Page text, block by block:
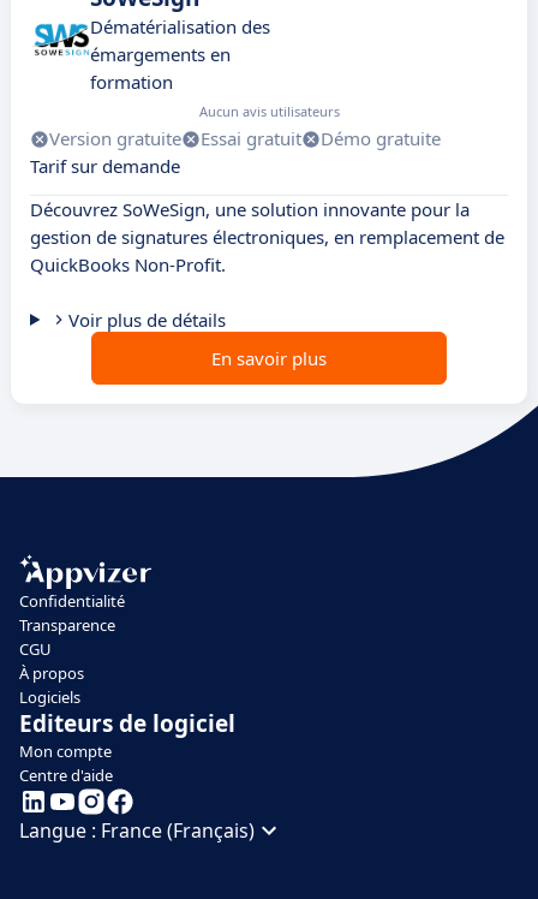
Dématérialisation des
émargements en
formation
Aucun avis utilisateurs
Version gratuite Essai gratuit
Démo gratuite
Tarif sur demande
Découvrez SoWeSign, une solution innovante pour la
gestion de signatures électroniques, en remplacement de
QuickBooks Non-Profit.
Voir plus de détails
En savoir plus
Confidentialité
Transparence
CGU
À propos
Logiciels
Editeurs de logiciel
Mon compte
Centre d'aide
Langue : France (Français)